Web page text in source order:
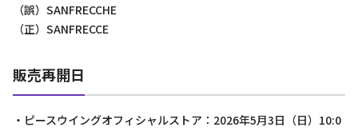
（誤）SANFRECCHE
（正）SANFRECCE
販売再開日
・ピースウイングオフィシャルストア：2026年5月3日（日）10:0